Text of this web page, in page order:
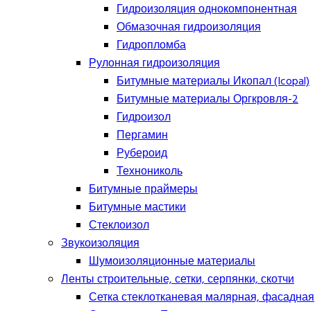
Гидроизоляция однокомпонентная
Обмазочная гидроизоляция
Гидропломба
Рулонная гидроизоляция
Битумные материалы Икопал (Icopal)
Битумные материалы Оргкровля-2
Гидроизол
Пергамин
Рубероид
Технониколь
Битумные праймеры
Битумные мастики
Стеклоизол
Звукоизоляция
Шумоизоляционные материалы
Ленты строительные, сетки, серпянки, скотчи
Сетка стеклотканевая малярная, фасадная